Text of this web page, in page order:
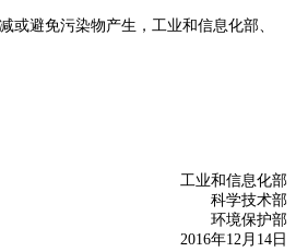
或避免污染物产生，工业和信息化部、
工业和信息化部
科学技术部
环境保护部
2016年12月14日